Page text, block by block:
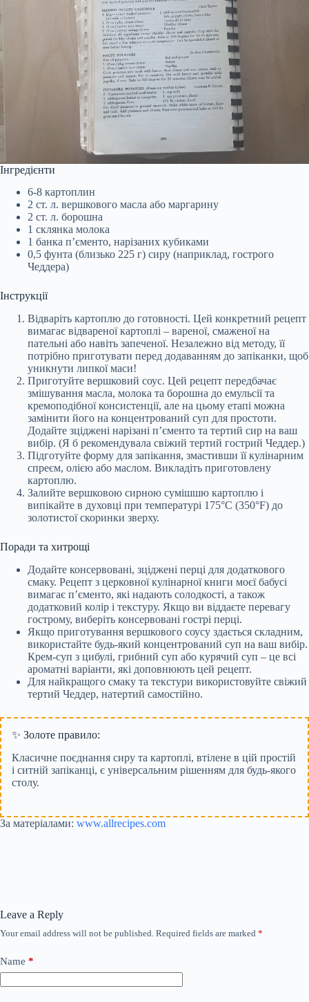
Інгредієнти
6-8 картоплин
2 ст. л. вершкового масла або маргарину
2 ст. л. борошна
1 склянка молока
1 банка п’єменто, нарізаних кубиками
0,5 фунта (близько 225 г) сиру (наприклад, гострого
Чеддера)
Інструкції
Відваріть картоплю до готовності. Цей конкретний рецепт
вимагає відвареної картоплі – вареної, смаженої на
пательні або навіть запеченої. Незалежно від методу, її
потрібно приготувати перед додаванням до запіканки, щоб
уникнути липкої маси!
Приготуйте вершковий соус. Цей рецепт передбачає
змішування масла, молока та борошна до емульсії та
кремоподібної консистенції, але на цьому етапі можна
замінити його на концентрований суп для простоти.
Додайте зціджені нарізані п’єменто та тертий сир на ваш
вибір. (Я б рекомендувала свіжий тертий гострий Чеддер.)
Підготуйте форму для запікання, змастивши її кулінарним
спреєм, олією або маслом. Викладіть приготовлену
картоплю.
Залийте вершковою сирною сумішшю картоплю і
випікайте в духовці при температурі 175°C (350°F) до
золотистої скоринки зверху.
Поради та хитрощі
Додайте консервовані, зціджені перці для додаткового
смаку. Рецепт з церковної кулінарної книги моєї бабусі
вимагає п’єменто, які надають солодкості, а також
додатковий колір і текстуру. Якщо ви віддаєте перевагу
гострому, виберіть консервовані гострі перці.
Якщо приготування вершкового соусу здається складним,
використайте будь-який концентрований суп на ваш вибір.
Крем-суп з цибулі, грибний суп або курячий суп – це всі
ароматні варіанти, які доповнюють цей рецепт.
Для найкращого смаку та текстури використовуйте свіжий
тертий Чеддер, натертий самостійно.
✨ Золоте правило:
Класичне поєднання сиру та картоплі, втілене в цій простій
і ситній запіканці, є універсальним рішенням для будь-якого
столу.
За матеріалами: www.allrecipes.com
Leave a Reply
Your email address will not be published. Required fields are marked *
Name *